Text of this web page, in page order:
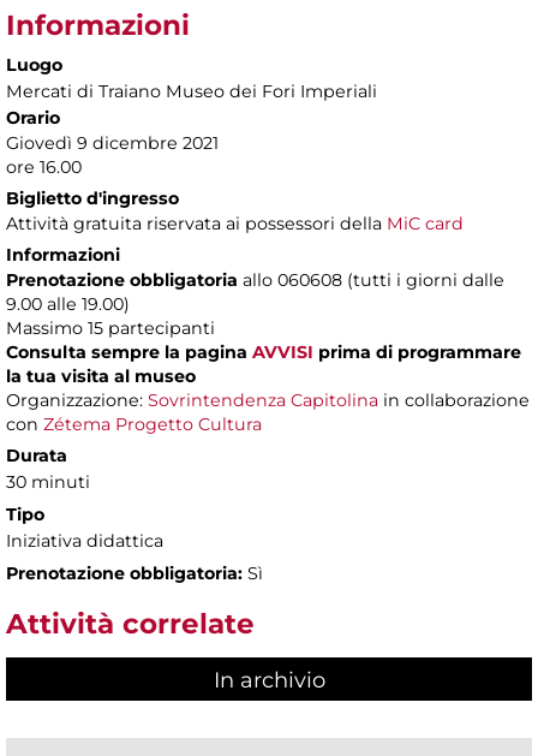
Informazioni
Luogo
Mercati di Traiano Museo dei Fori Imperiali
Orario
Giovedì 9 dicembre 2021
ore 16.00
Biglietto d'ingresso
Attività gratuita riservata ai possessori della MiC card
Informazioni
Prenotazione obbligatoria allo 060608 (tutti i giorni dalle
9.00 alle 19.00)
Massimo 15 partecipanti
Consulta sempre la pagina AVVISI prima di programmare
la tua visita al museo
Organizzazione: Sovrintendenza Capitolina in collaborazione
con Zétema Progetto Cultura
Durata
30 minuti
Tipo
Iniziativa didattica
Prenotazione obbligatoria: Sì
Attività correlate
In archivio